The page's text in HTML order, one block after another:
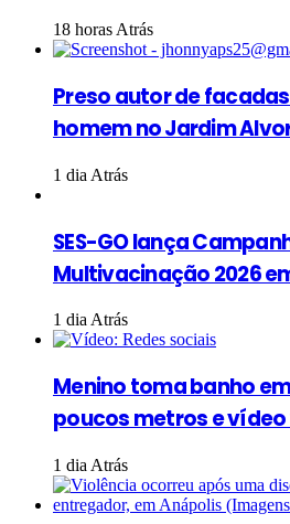
18 horas Atrás
Preso autor de
homem no Jardim
1 dia Atrás
SES-GO lança
Multivacinação 2026
1 dia Atrás
Menino toma banho
poucos metros e
1 dia Atrás